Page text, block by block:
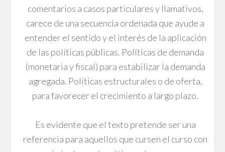
comentarios a casos particulares y llamativos,
carece de una secuencia ordenada que ayude a
entender el sentido y el interés de la aplicación
de las políticas públicas. Políticas de demanda
(monetaria y fiscal) para estabilizar la demanda
agregada. Políticas estructurales o de oferta,
para favorecer el crecimiento a largo plazo.
Es evidente que el texto pretende ser una
referencia para aquellos que cursen el curso con